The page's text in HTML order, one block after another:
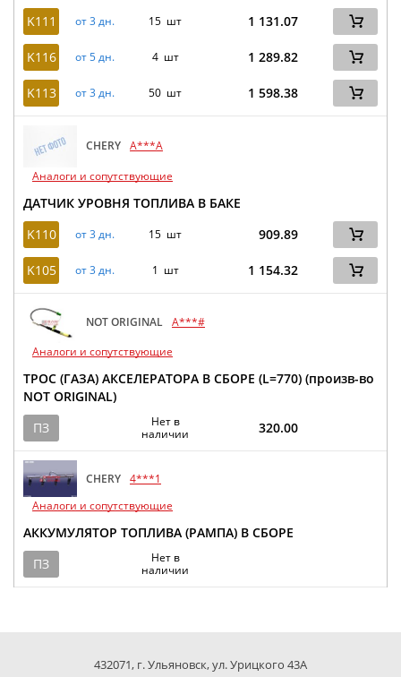
K111 от 3 дн. 15 шт 1 131.07
K116 от 5 дн. 4 шт 1 289.82
K113 от 3 дн. 50 шт 1 598.38
CHERY A***A
Аналоги и сопутствующие
ДАТЧИК УРОВНЯ ТОПЛИВА В БАКЕ
K110
от 3 дн. 15 шт 909.89
K105 от 3 дн. 1 шт 1 154.32
NOT ORIGINAL A***#
Аналоги и сопутствующие
ТРОС (ГАЗА) АКСЕЛЕРАТОРА В СБОРЕ (L=770) (произв-во
NOT ORIGINAL)
ПЗ
Нет в
наличии
320.00
CHERY 4***1
Аналоги и сопутствующие
АККУМУЛЯТОР ТОПЛИВА (РАМПА) В СБОРЕ
ПЗ
Нет в
наличии
432071, г. Ульяновск, ул. Урицкого 43А